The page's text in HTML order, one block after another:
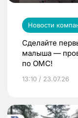
Новости
Сделайте
малыша —
по ОМС!
13:10 / 23.07.26